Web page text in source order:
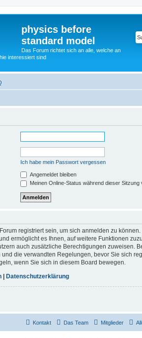
physics before
standard model
Das Forum richtet sich an alle, welche an
interessiert sind
Ich habe mein Passwort vergessen
Angemeldet bleiben
Meinen Online-Status während dieser Sitzung
registriert sein, um sich anmelden zu
ermöglicht es Ihnen, auf weitere Funktionen
auch zusätzliche Berechtigungen zuweisen.
die verwandten Regelungen, bevor Sie sich
wenn Sie sich in diesem Board bewegen.
Datenschutzerklärung
Mitglieder
Das Team
Kontakt